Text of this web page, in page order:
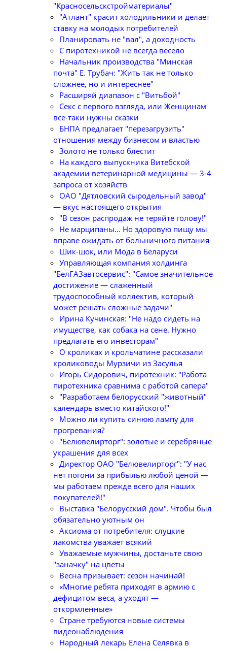
"Красносельскстройматериалы"
"Атлант" красит холодильники и делает
ставку на молодых потребителей
Планировать не "вал", а доходность
С пиротехникой не всегда весело
Начальник производства "Минская
почта" Е. Трубач: "Жить так не только
сложнее, но и интереснее"
Расширяй диапазон с "Витьбой"
Секс с первого взгляда, или Женщинам
все-таки нужны сказки
БНПА предлагает "перезагрузить"
отношения между бизнесом и властью
Золото не только блестит
На каждого выпускника Витебской
академии ветеринарной медицины — 3-4
запроса от хозяйств
ОАО "Дятловский сыродельный завод"
— вкус настоящего открытия
"В сезон распродаж не теряйте голову!"
Не марципаны... Но здоровую пищу мы
вправе ожидать от больничного питания
Шик-шок, или Мода в Беларуси
Управляющая компания холдинга
"БелГАЗавтосервис": "Самое значительное
достижение — слаженный
трудоспособный коллектив, который
может решать сложные задачи"
Ирина Кучинская: "Не надо сидеть на
имуществе, как собака на сене. Нужно
предлагать его инвесторам"
О кроликах и крольчатине рассказали
кролиководы Мурзичи из Засулья
Игорь Сидорович, пиротехник: "Работа
пиротехника сравнима с работой сапера"
"Разработаем белорусский "животный"
календарь вместо китайского!"
Можно ли купить синюю лампу для
прогревания?
"Белювелирторг": золотые и серебряные
украшения для всех
Директор ОАО "Белювелирторг": "У нас
нет погони за прибылью любой ценой —
мы работаем прежде всего для наших
покупателей!"
Выставка "Белорусский дом". Чтобы был
обязательно уютным он
Аксиома от потребителя: слуцкие
лакомства уважает всякий
Уважаемые мужчины, достаньте свою
"заначку" на цветы
Весна призывает: сезон начинай!
«Многие ребята приходят в армию с
дефицитом веса, а уходят —
откормленные»
Стране требуются новые системы
видеонаблюдения
Народный лекарь Елена Селявка в